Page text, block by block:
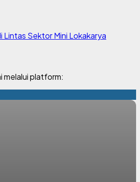
Lintas SektorMini Lokakarya
melalui platform: